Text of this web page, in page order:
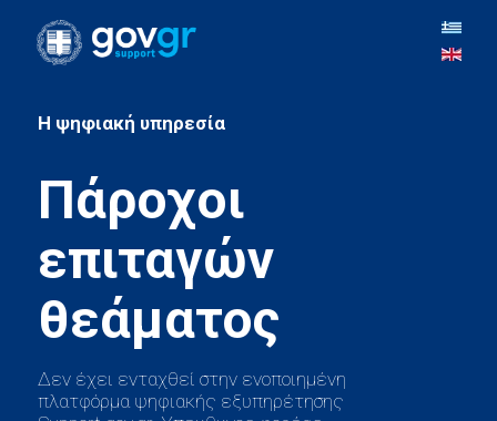
H ψηφιακή υπηρεσία
Πάροχοι
επιταγών
Δεν έχει ενταχθεί στην ενοποιημένη
πλατφόρμα ψηφιακής εξυπηρέτησης